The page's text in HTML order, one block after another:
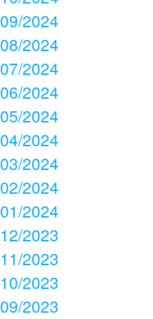
09/2024
08/2024
07/2024
06/2024
05/2024
04/2024
03/2024
02/2024
01/2024
12/2023
11/2023
10/2023
09/2023